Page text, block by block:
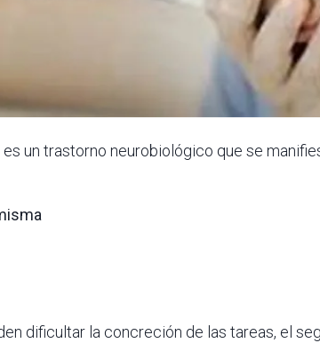
un trastorno neurobiológico que se
dificultar la concreción de las tareas, el